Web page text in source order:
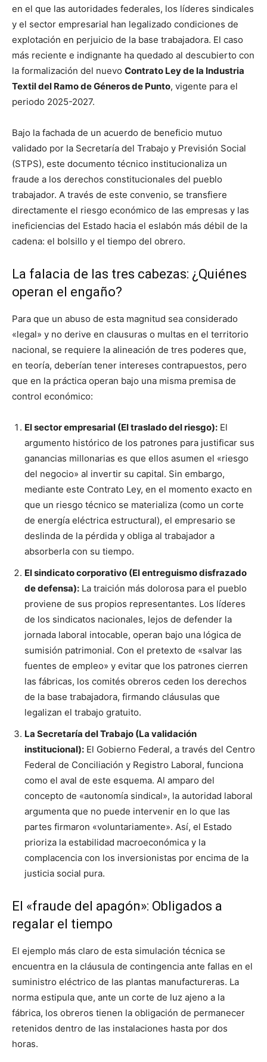
en el que las autoridades federales, los líderes sindicales
y el sector empresarial han legalizado condiciones de
explotación en perjuicio de la base trabajadora. El caso
más reciente e indignante ha quedado al descubierto con
la formalización del nuevo Contrato Ley de la Industria
Textil del Ramo de Géneros de Punto, vigente para el
periodo 2025-2027.
Bajo la fachada de un acuerdo de beneficio mutuo
validado por la Secretaría del Trabajo y Previsión Social
(STPS), este documento técnico institucionaliza un
fraude a los derechos constitucionales del pueblo
trabajador. A través de este convenio, se transfiere
directamente el riesgo económico de las empresas y las
ineficiencias del Estado hacia el eslabón más débil de la
cadena: el bolsillo y el tiempo del obrero.
La falacia de las tres cabezas: ¿Quiénes
operan el engaño?
Para que un abuso de esta magnitud sea considerado
«legal» y no derive en clausuras o multas en el territorio
nacional, se requiere la alineación de tres poderes que,
en teoría, deberían tener intereses contrapuestos, pero
que en la práctica operan bajo una misma premisa de
control económico:
El sector empresarial (El traslado del riesgo): El
argumento histórico de los patrones para justificar sus
ganancias millonarias es que ellos asumen el «riesgo
del negocio» al invertir su capital. Sin embargo,
mediante este Contrato Ley, en el momento exacto en
que un riesgo técnico se materializa (como un corte
de energía eléctrica estructural), el empresario se
deslinda de la pérdida y obliga al trabajador a
absorberla con su tiempo.
El sindicato corporativo (El entreguismo disfrazado
de defensa): La traición más dolorosa para el pueblo
proviene de sus propios representantes. Los líderes
de los sindicatos nacionales, lejos de defender la
jornada laboral intocable, operan bajo una lógica de
sumisión patrimonial. Con el pretexto de «salvar las
fuentes de empleo» y evitar que los patrones cierren
las fábricas, los comités obreros ceden los derechos
de la base trabajadora, firmando cláusulas que
legalizan el trabajo gratuito.
La Secretaría del Trabajo (La validación
institucional): El Gobierno Federal, a través del Centro
Federal de Conciliación y Registro Laboral, funciona
como el aval de este esquema. Al amparo del
concepto de «autonomía sindical», la autoridad laboral
argumenta que no puede intervenir en lo que las
partes firmaron «voluntariamente». Así, el Estado
prioriza la estabilidad macroeconómica y la
complacencia con los inversionistas por encima de la
justicia social pura.
El «fraude del apagón»: Obligados a
regalar el tiempo
El ejemplo más claro de esta simulación técnica se
encuentra en la cláusula de contingencia ante fallas en el
suministro eléctrico de las plantas manufactureras. La
norma estipula que, ante un corte de luz ajeno a la
fábrica, los obreros tienen la obligación de permanecer
retenidos dentro de las instalaciones hasta por dos
horas.